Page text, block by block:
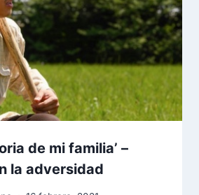
de mi familia’ –
la adversidad